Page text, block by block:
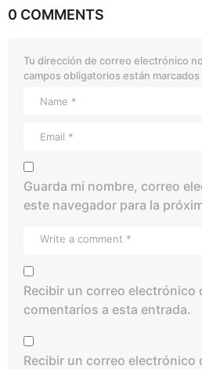
0 COMMENTS
Tu dirección de correo electrónico
campos obligatorios están marcados
Guarda mi nombre, correo
este navegador para la
Recibir un correo electrónico
comentarios a esta entrada.
Recibir un correo electrónico